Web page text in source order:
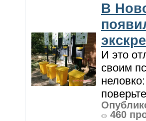
В
И это
своим
460